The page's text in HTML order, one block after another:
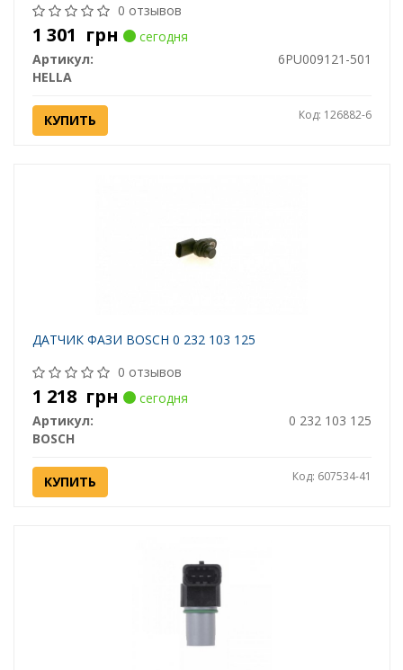
0 отзывов
1 301 грн
сегодня
Артикул:
6PU009121-501
HELLA
КУПИТЬ Код: 126882-6
ДАТЧИК ФАЗИ BOSCH 0 232 103 125
0 отзывов
1 218 грн
сегодня
Артикул:
0 232 103 125
BOSCH
КУПИТЬ Код: 607534-41